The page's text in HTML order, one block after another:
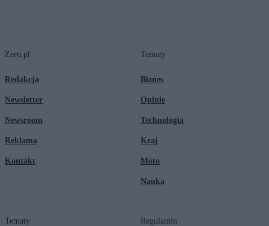
Zero.pl
Redakcja
Newsletter
Newsroom
Reklama
Kontakt
Tematy
Biznes
Opinie
Technologia
Kraj
Moto
Nauka
Tematy Regulamin